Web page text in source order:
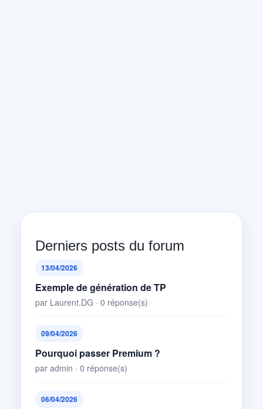
Derniers posts du forum
13/04/2026
Exemple de génération de TP
par Laurent.DG · 0 réponse(s)
09/04/2026
Pourquoi passer Premium ?
par admin · 0 réponse(s)
06/04/2026